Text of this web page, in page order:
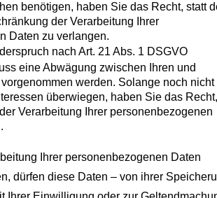
benötigen, haben Sie das Recht, statt
der Verarbeitung Ihrer
Daten zu verlangen.
nach Art. 21 Abs. 1 DSGVO
eine Abwägung zwischen Ihren und
werden. Solange noch nicht
überwiegen, haben Sie das Recht,
Verarbeitung Ihrer personenbezogenen
Ihrer personenbezogenen Daten
dürfen diese Daten – von ihrer